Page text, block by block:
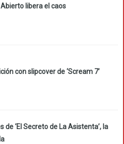
libera el caos
con slipcover de ‘Scream 7’
de ‘El Secreto de La Asistenta’, la